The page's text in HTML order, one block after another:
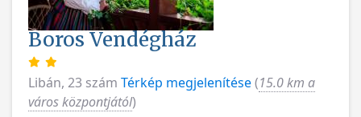
Boros Vendégház
Libán, 23 szám Térkép megjelenítése(15.0 km a
város központjától)